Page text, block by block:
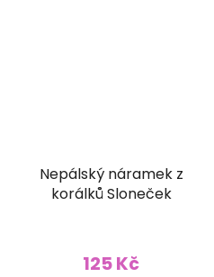
Nepálský náramek z
korálků Sloneček
125 Kč